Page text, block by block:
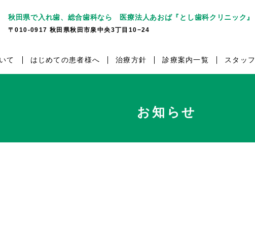
秋田県で入れ歯、総合歯科なら 医療法人あおば『とし歯科クリニック』
〒010-0917 秋田県秋田市泉中央3丁目10−24
て はじめての患者様へ 治療方針 診療案内一覧 スタッフ
お知らせ